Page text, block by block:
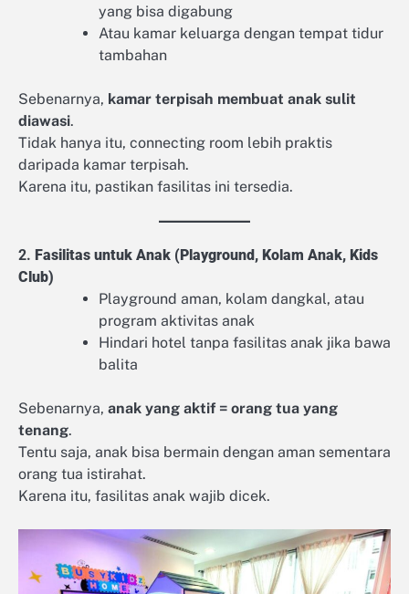
yang bisa digabung
Atau kamar keluarga dengan tempat tidur
tambahan
Sebenarnya, kamar terpisah membuat anak sulit
diawasi.
Tidak hanya itu, connecting room lebih praktis
daripada kamar terpisah.
Karena itu, pastikan fasilitas ini tersedia.
2. Fasilitas untuk Anak (Playground, Kolam Anak, Kids
Club)
Playground aman, kolam dangkal, atau
program aktivitas anak
Hindari hotel tanpa fasilitas anak jika bawa
balita
Sebenarnya, anak yang aktif = orang tua yang
tenang.
Tentu saja, anak bisa bermain dengan aman sementara
orang tua istirahat.
Karena itu, fasilitas anak wajib dicek.